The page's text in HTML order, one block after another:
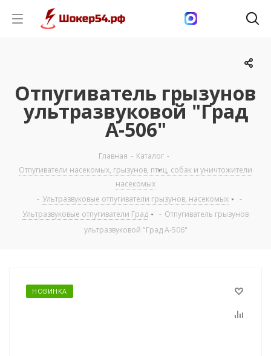
Отпугиватель грызунов
ультразвуковой "Град
А-506"
Главная - Каталог -
Отпугиватели насекомых, грызунов, птиц, собак и уничтожители
насекомых
- Ультразвуковые отпугиватели грызунов, насекомых
-
Ультразвуковые отпугиватели Град
- Отпугиватель грызунов
ультразвуковой "Град А-506"
НОВИНКА